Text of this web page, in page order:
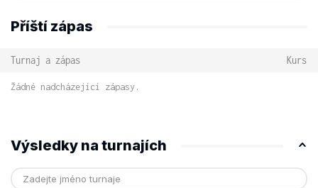
Příští zápas
Turnaj a zápas Kurs
Žádné nadcházející zápasy.
Výsledky na turnajích